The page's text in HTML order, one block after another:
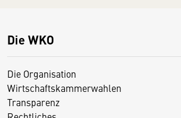
Die WKO
Die Organisation
Wirtschaftskammerwahlen
Transparenz